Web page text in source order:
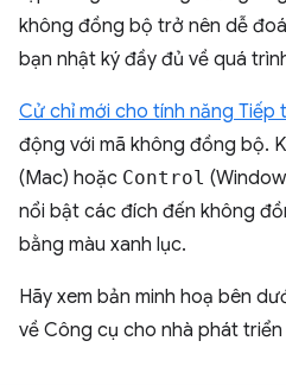
không đồng bộ trở nên dễ
bạn nhật ký đầy đủ về quá
Cử chỉ mới cho tính năng Tiếp
động với mã không đồng bộ.
(Mac) hoặc Control
nổi bật các đích đến không
bằng màu xanh lục.
Hãy xem bản minh hoạ bên
về Công cụ cho nhà phát